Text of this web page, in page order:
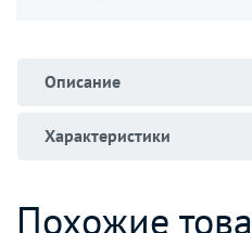
Описание
Характеристики
Похожие